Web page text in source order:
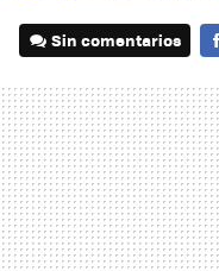
Sin comentarios